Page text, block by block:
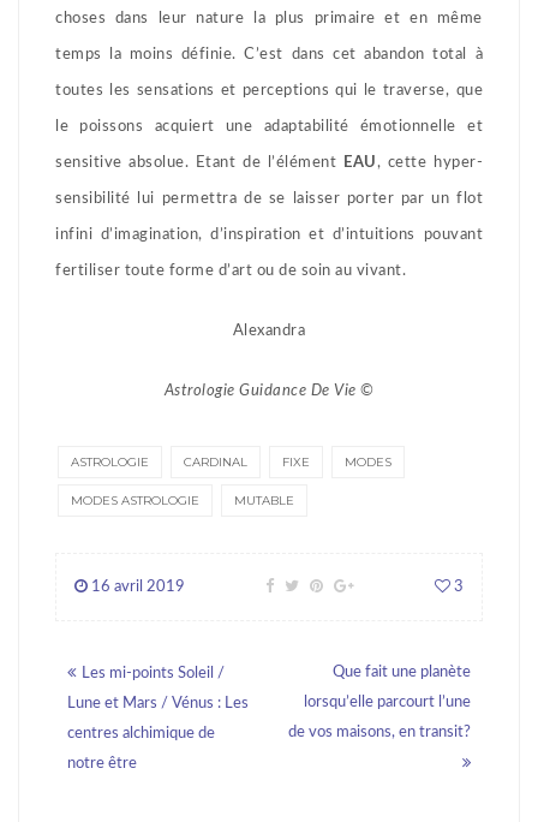
choses dans leur nature la plus primaire et en même
temps la moins définie. C’est dans cet abandon total à
toutes les sensations et perceptions qui le traverse, que
le poissons acquiert une adaptabilité émotionnelle et
sensitive absolue. Etant de l’élément EAU , cette hyper-
sensibilité lui permettra de se laisser porter par un flot
infini d’imagination, d’inspiration et d’intuitions pouvant
fertiliser toute forme d’art ou de soin au vivant.
Alexandra
Astrologie Guidance De Vie ©️
ASTROLOGIE CARDINAL FIXE MODES
MODES ASTROLOGIE MUTABLE
16 avril 2019 3
Posts
navigation
Les mi-points Soleil /
Lune et Mars / Vénus : Les
centres alchimique de
notre être
Que fait une planète
lorsqu’elle parcourt l’une
de vos maisons, en transit?